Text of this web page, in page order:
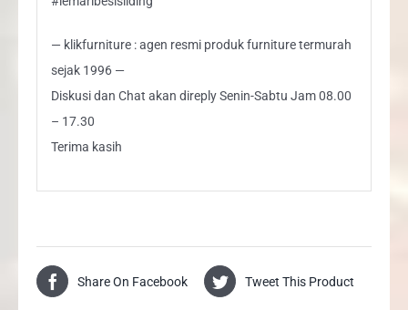
— klikfurniture : agen resmi produk furniture termurah
sejak 1996 —
Diskusi dan Chat akan direply Senin-Sabtu Jam 08.00
– 17.30
Terima kasih
Share On Facebook Tweet This Product